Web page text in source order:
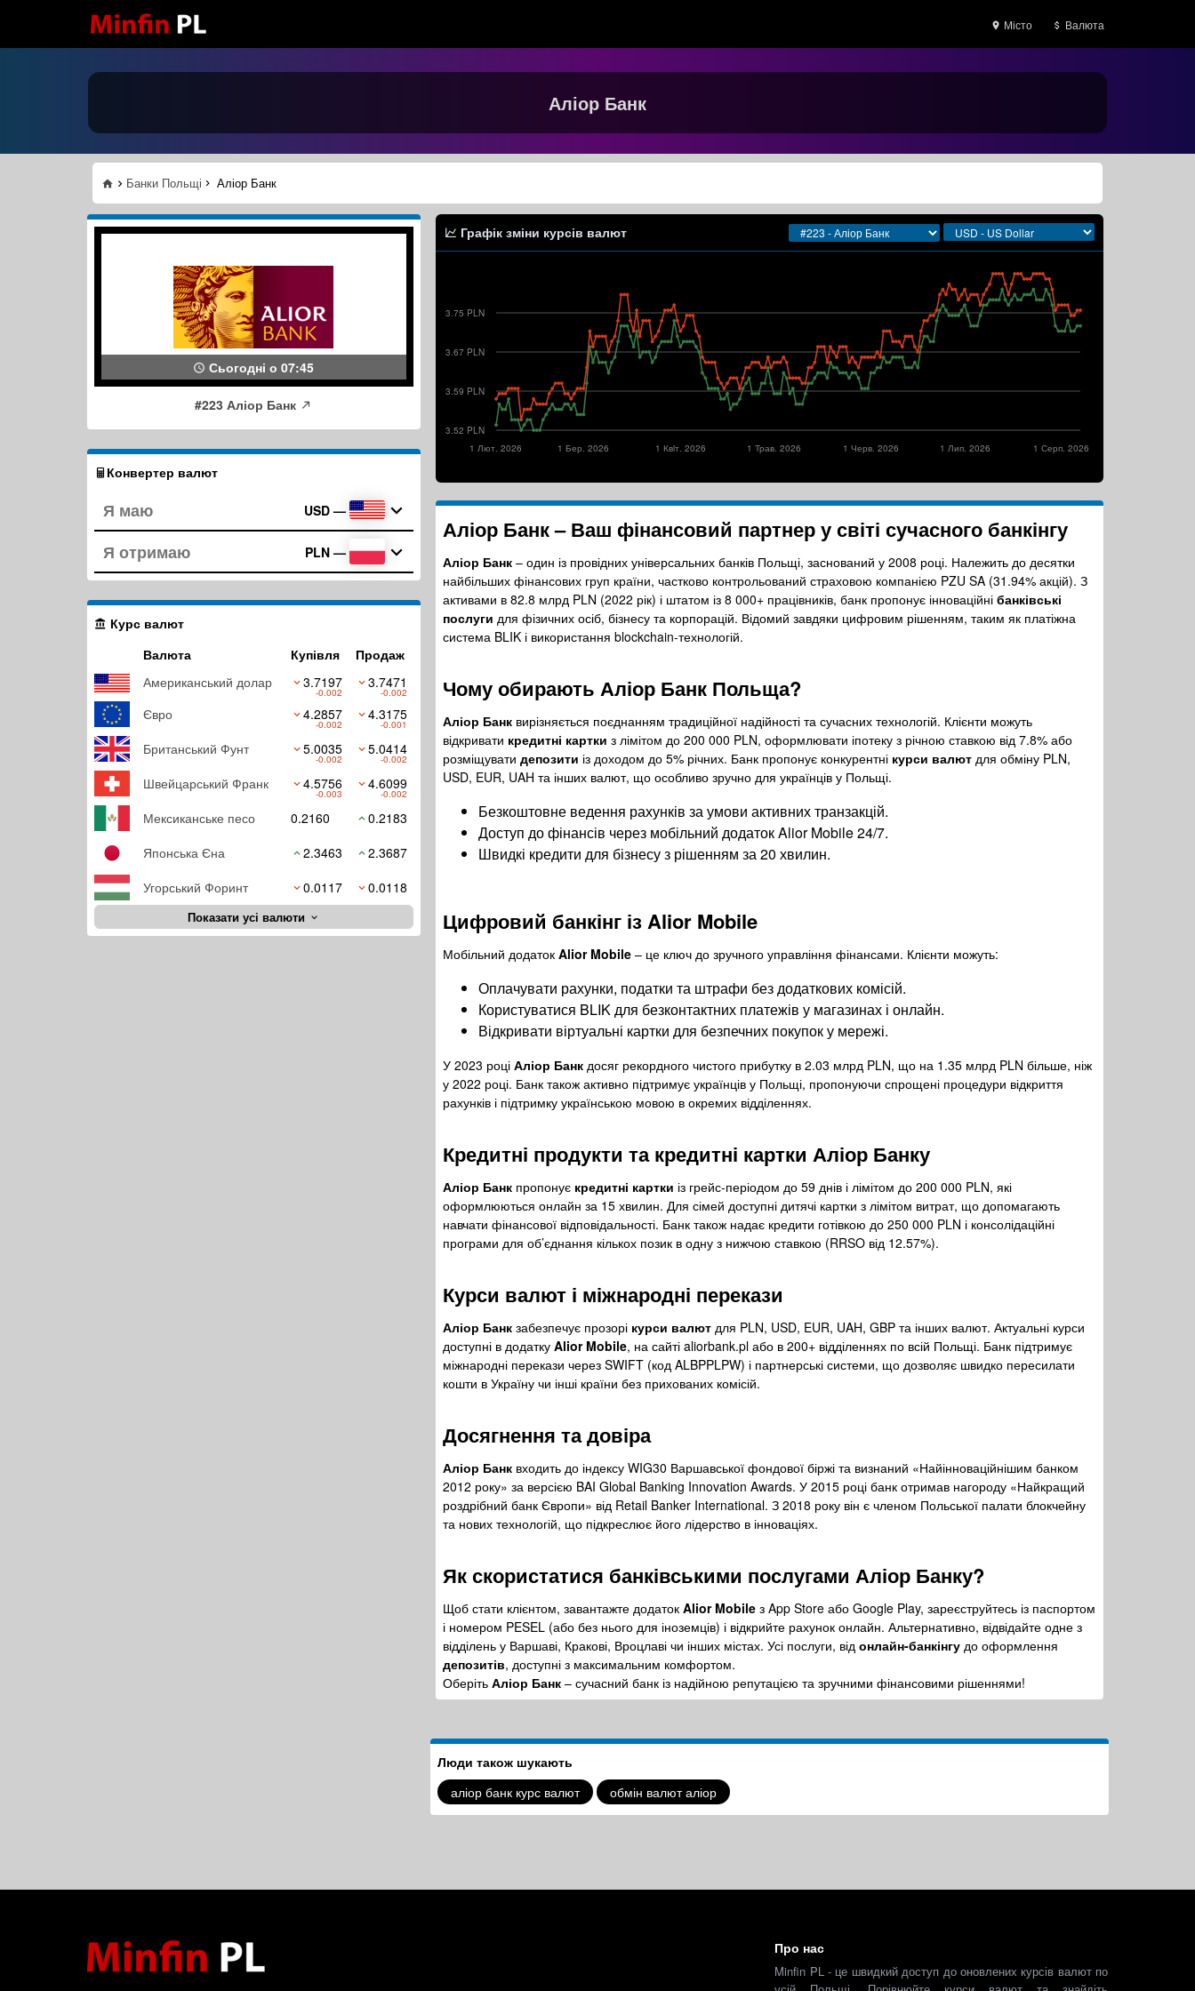
Місто Валюта
Аліор Банк
Банки Польщі Аліор Банк
Сьогодні о 07:45
#223 Аліор Банк
Конвертер валют
USD —
PLN —
Курс валют
Валюта
Купівля
Продаж
Американський долар
3.7197
-0.002
3.7471
-0.002
Євро 4.2857
-0.002
4.3175
-0.001
Британський Фунт 5.0035
-0.002
5.0414
-0.002
Швейцарський Франк 4.5756
-0.003
4.6099
-0.002
Мексиканське песо 0.2160
0.2183
Японська Єна
2.3463
2.3687
Угорський Форинт
0.0117 0.0118
Показати усі валюти
Графік зміни курсів валют
3.52 PLN
3.59 PLN
3.67 PLN
3.75 PLN
1 Серп. 2026
1 Лип. 2026
1 Черв. 2026
1 Трав. 2026
1 Квiт. 2026
1 Бер. 2026
1 Лют. 2026
Аліор Банк – Ваш фінансовий партнер у світі сучасного банкінгу
Аліор Банк– один із провідних універсальних банків Польщі, заснований у 2008 році. Належить до десятки
найбільших фінансових груп країни, частково контрольований страховою компанією PZU SA (31.94% акцій). З
активами в 82.8 млрд PLN (2022 рік) і штатом із 8 000+ працівників, банк пропонує інноваційні банківські
послуги для фізичних осіб, бізнесу та корпорацій. Відомий завдяки цифровим рішенням, таким як платіжна
система BLIK і використання blockchain-технологій.
Чому обирають Аліор Банк Польща?
Аліор Банквирізняється поєднанням традиційної надійності та сучасних технологій. Клієнти можуть
відкривати кредитні картки з лімітом до 200 000 PLN, оформлювати іпотеку з річною ставкою від 7.8% або
розміщувати депозити із доходом до 5% річних. Банк пропонує конкурентні курси валютдля обміну PLN,
USD, EUR, UAH та інших валют, що особливо зручно для українців у Польщі.
Безкоштовне ведення рахунків за умови активних транзакцій.
Доступ до фінансів через мобільний додаток Alior Mobile 24/7.
Швидкі кредити для бізнесу з рішенням за 20 хвилин.
Цифровий банкінг ізAlior Mobile
Мобільний додаток Alior Mobile– це ключ до зручного управління фінансами. Клієнти можуть:
Оплачувати рахунки, податки та штрафи без додаткових комісій.
Користуватися BLIK для безконтактних платежів у магазинах і онлайн.
Відкривати віртуальні картки для безпечних покупок у мережі.
У 2023 році Аліор Банкдосяг рекордного чистого прибутку в 2.03 млрд PLN, що на 1.35 млрд PLN більше, ніж
у 2022 році. Банк також активно підтримує українців у Польщі, пропонуючи спрощені процедури відкриття
рахунків і підтримку українською мовою в окремих відділеннях.
Кредитні продукти такредитні картки Аліор Банку
Аліор Банкпропонує кредитні картки із грейс-періодом до 59 днів і лімітом до 200 000 PLN, які
оформлюються онлайн за 15 хвилин. Для сімей доступні дитячі картки з лімітом витрат, що допомагають
навчати фінансової відповідальності. Банк також надає кредити готівкою до 250 000 PLN і консолідаційні
програми для об’єднання кількох позик в одну з нижчою ставкою (RRSO від 12.57%).
Курси валют і міжнародні перекази
Аліор Банкзабезпечує прозорі курси валютдля PLN, USD, EUR, UAH, GBP та інших валют. Актуальні курси
доступні в додатку Alior Mobile, на сайті aliorbank.pl або в 200+ відділеннях по всій Польщі. Банк підтримує
міжнародні перекази через SWIFT (код ALBPPLPW) і партнерські системи, що дозволяє швидко пересилати
кошти в Україну чи інші країни без прихованих комісій.
Досягнення та довіра
Аліор Банквходить до індексу WIG30 Варшавської фондової біржі та визнаний «Найінноваційнішим банком
2012 року» за версією BAI Global Banking Innovation Awards. У 2015 році банк отримав нагороду «Найкращий
роздрібний банк Європи» від Retail Banker International. З 2018 року він є членом Польської палати блокчейну
та нових технологій, що підкреслює його лідерство в інноваціях.
Як скористатися банківськими послугами Аліор Банку?
Щоб стати клієнтом, завантажте додаток Alior Mobileз App Store або Google Play, зареєструйтесь із паспортом
і номером PESEL (або без нього для іноземців) і відкрийте рахунок онлайн. Альтернативно, відвідайте одне з
відділень у Варшаві, Кракові, Вроцлаві чи інших містах. Усі послуги, від онлайн-банкінгудо оформлення
депозитів, доступні з максимальним комфортом.
Оберіть Аліор Банк– сучасний банк із надійною репутацією та зручними фінансовими рішеннями!
Люди також шукають
аліор банк курс валют
обмін валют аліор
Про нас
Minfin PL - це швидкий доступ до оновлених курсів валют по